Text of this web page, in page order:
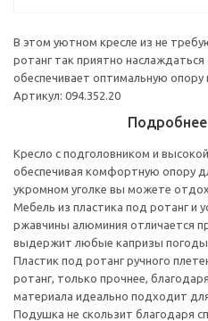
В этом уютном кресле из не
ротанг так приятно
обеспечивает оптимальную опору
Артикул: 094.352.20
Кресло с подголовником и
обеспечивая комфортную опору
укромном уголке вы можете
Мебель из пластика под ротанг и
ржавчины алюминия отличается
выдержит любые капризы погоды.
Пластик под ротанг ручного
ротанг, только прочнее,
материала идеально подходит для
Подушка не скользит благодаря